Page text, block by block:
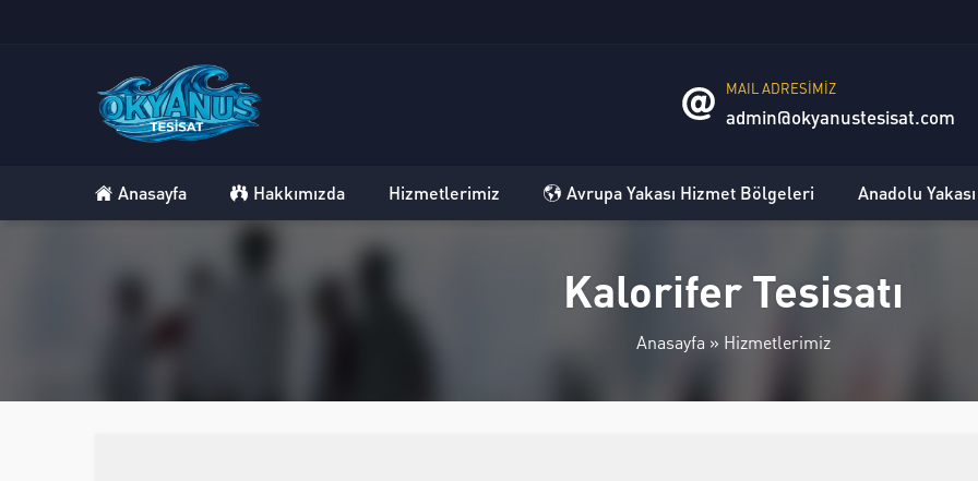
MAIL ADRESİMİZ
admin@okyanustesisat.com
Anasayfa Hakkımızda Hizmetlerimiz Avrupa Yakası Hizmet Bölgeleri Anadolu
Kalorifer Tesisatı
Anasayfa » Hizmetlerimiz